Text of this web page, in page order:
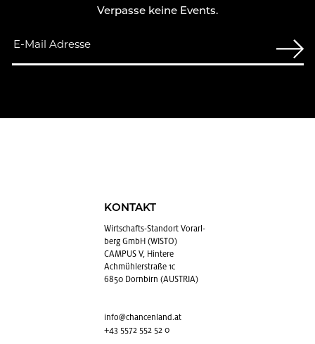
Verpasse keine Events.
KONTAKT
Wirt­schafts-Stand­ort Vor­arl­
berg GmbH (WISTO)
CAMPUS V, Hintere
Achmühlerstraße 1c
6850 Dornbirn (AUSTRIA)
info@​chancenland.​at
+43 5572 552 52 0